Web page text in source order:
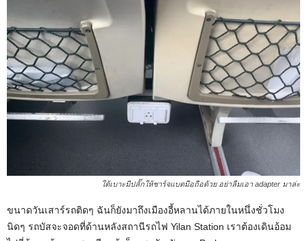
ใต้เบาะมีปลั๊กให้ชาร์จแบตมือถือด้วย อย่าลืมเอา adapter มาล่ะ
ขนาดวันเสาร์รถติดๆ ฉันก็ยังมาถึงเมืองอี้หลานได้ภายในหนึ่งชั่วโมง
นิดๆ รถบัสจะจอดที่ด้านหลังสถานีรถไฟ Yilan Station เราต้องเดินอ้อม